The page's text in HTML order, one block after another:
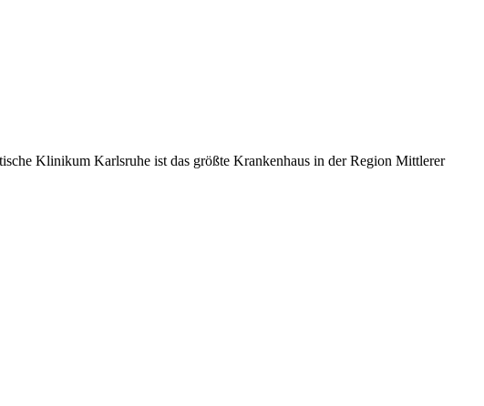
Klinikum Karlsruhe ist das größte Krankenhaus in der Region Mittlerer